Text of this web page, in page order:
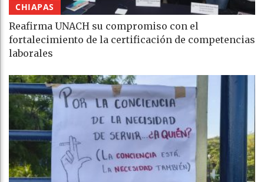
CHIAPAS
Reafirma UNACH su compromiso con el
fortalecimiento de la certificación de competencias
laborales